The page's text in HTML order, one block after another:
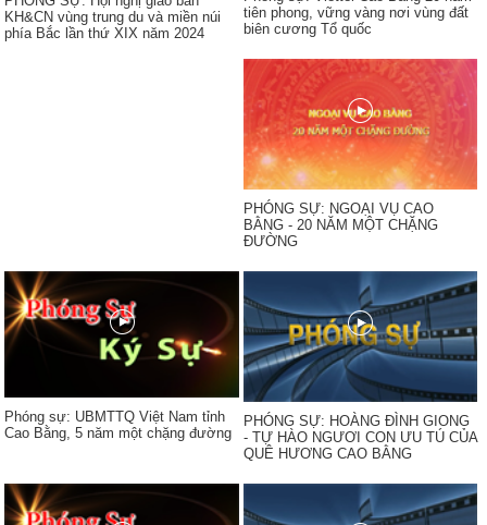
KH&CN vùng trung du và miền núi
phía Bắc lần thứ XIX năm 2024
tiên phong, vững vàng nơi vùng đất
biên cương Tổ quốc
PHÓNG SỰ: NGOẠI VỤ CAO
BẰNG - 20 NĂM MỘT CHẶNG
ĐƯỜNG
Phóng sự: UBMTTQ Việt Nam tỉnh
Cao Bằng, 5 năm một chặng đường
PHÓNG SỰ: HOÀNG ĐÌNH GIONG
- TỰ HÀO NGƯƠI CON ƯU TÚ CỦA
QUÊ HƯƠNG CAO BẰNG